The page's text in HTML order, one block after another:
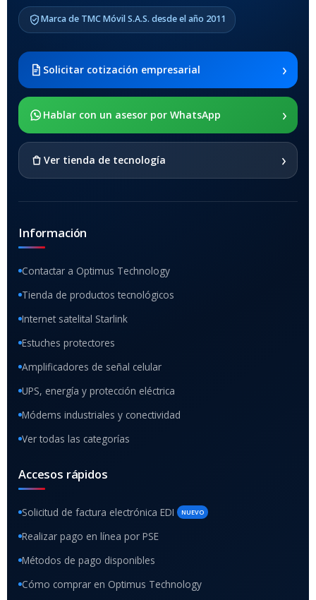
2021 SM-x200 / Samsung
Galaxy Tab A8 10.5 2021 SM-
x205
SOPORTE DE APOYO
Marca de TMC Móvil S.A.S. desde el año 2011
Solicitar cotización empresarial ›
Hablar con un asesor por WhatsApp ›
Ver tienda de tecnología ›
Información
Contactar a Optimus Technology
Tienda de productos tecnológicos
Internet satelital Starlink
Estuches protectores
Amplificadores de señal celular
UPS, energía y protección eléctrica
Módems industriales y conectividad
Ver todas las categorías
Accesos rápidos
Solicitud de factura electrónica EDI NUEVO
Realizar pago en línea por PSE
Métodos de pago disponibles
Cómo comprar en Optimus Technology